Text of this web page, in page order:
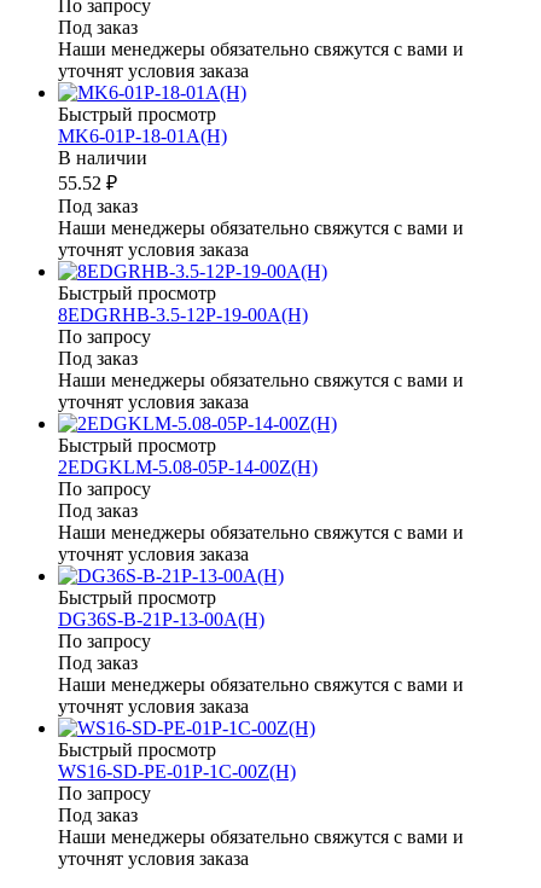
По запросу
Под заказ
Наши менеджеры обязательно свяжутся с вами и
уточнят условия заказа
Быстрый просмотр
MK6-01P-18-01A(H)
В наличии
55.52 ₽
Под заказ
Наши менеджеры обязательно свяжутся с вами и
уточнят условия заказа
Быстрый просмотр
8EDGRHB-3.5-12P-19-00A(H)
По запросу
Под заказ
Наши менеджеры обязательно свяжутся с вами и
уточнят условия заказа
Быстрый просмотр
2EDGKLM-5.08-05P-14-00Z(H)
По запросу
Под заказ
Наши менеджеры обязательно свяжутся с вами и
уточнят условия заказа
Быстрый просмотр
DG36S-B-21P-13-00A(H)
По запросу
Под заказ
Наши менеджеры обязательно свяжутся с вами и
уточнят условия заказа
Быстрый просмотр
WS16-SD-PE-01P-1C-00Z(H)
По запросу
Под заказ
Наши менеджеры обязательно свяжутся с вами и
уточнят условия заказа